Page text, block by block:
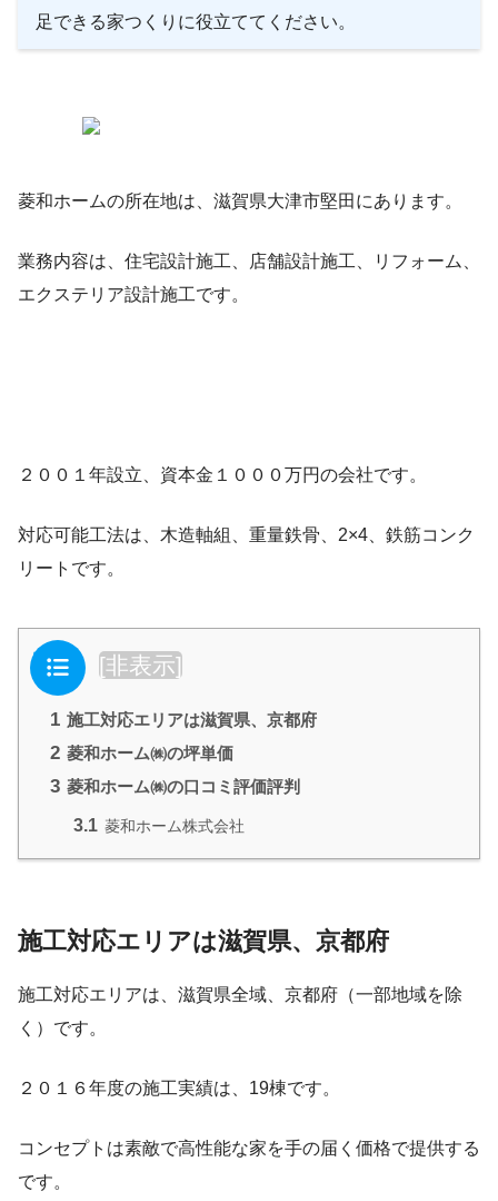
足できる家つくりに役立ててください。
菱和ホームの所在地は、滋賀県大津市堅田にあります。
業務内容は、住宅設計施工、店舗設計施工、リフォーム、
エクステリア設計施工です。
２００１年設立、資本金１０００万円の会社です。
対応可能工法は、木造軸組、重量鉄骨、2×4、鉄筋コンク
リートです。
目次 [非表示]
1 施工対応エリアは滋賀県、京都府
2 菱和ホーム㈱の坪単価
3 菱和ホーム㈱の口コミ評価評判
3.1 菱和ホーム株式会社
施工対応エリアは滋賀県、京都府
施工対応エリアは、滋賀県全域、京都府（一部地域を除
く）です。
２０１６年度の施工実績は、19棟です。
コンセプトは素敵で高性能な家を手の届く価格で提供する
です。